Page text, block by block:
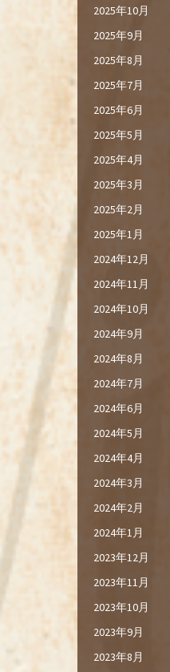
2025年10月
2025年9月
2025年8月
2025年7月
2025年6月
2025年5月
2025年4月
2025年3月
2025年2月
2025年1月
2024年12月
2024年11月
2024年10月
2024年9月
2024年8月
2024年7月
2024年6月
2024年5月
2024年4月
2024年3月
2024年2月
2024年1月
2023年12月
2023年11月
2023年10月
2023年9月
2023年8月